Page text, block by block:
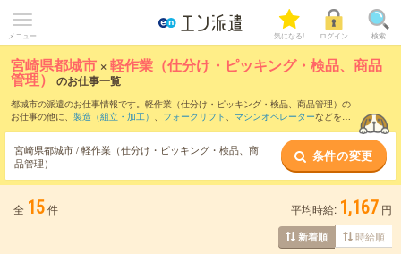
メニュー 気になる! ログイン 検索
宮崎県都城市 ×軽作業（仕分け・ピッキング・検品、商品
管理） のお仕事一覧
都城市の派遣のお仕事情報です。軽作業（仕分け・ピッキング・検品、商品管理）の
お仕事の他に、 製造（組立・加工） 、 フォークリフト 、 マシンオペレーターなどを取
軽作業（仕分け・ピッキング・検品、商品
管理）のお仕事とは？とは？
宮崎県都城市 / 軽作業（仕分け・ピッキング・検品、商
品管理）
条件の変更
全 15件 平均時給: 1,167 円
新着順 時給順